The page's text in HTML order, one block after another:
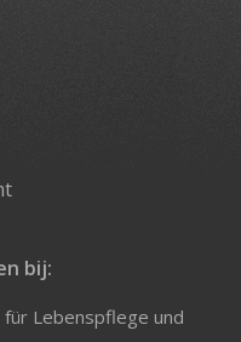
bij:
für Lebenspflege und